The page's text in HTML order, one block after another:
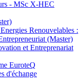
- MSc X-HEC
Renouvelables :
(Master)
et Entreprenariat
EuroteQ
d'échange